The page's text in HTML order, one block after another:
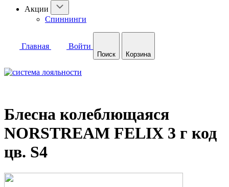
Акции
Спиннинги
Главная Войти
Поиск Корзина
Блесна колеблющаяся
NORSTREAM FELIX 3 г код
цв. S4